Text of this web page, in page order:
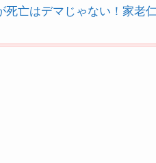
亡はデマじゃない！家老